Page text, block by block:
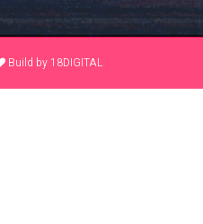
Build by18DIGITAL